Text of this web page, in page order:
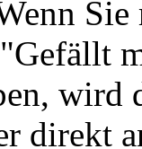
wird
direkt